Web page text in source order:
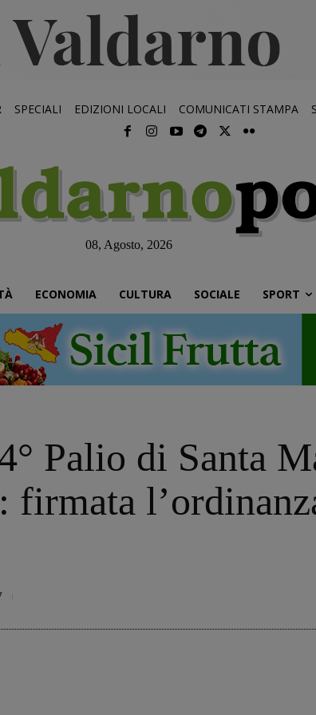
SPECIALI EDIZIONI LOCALI COMUNICATI STAMPA
08, Agosto, 2026
ECONOMIA CULTURA SOCIALE SPORT
Palio di Santa
firmata